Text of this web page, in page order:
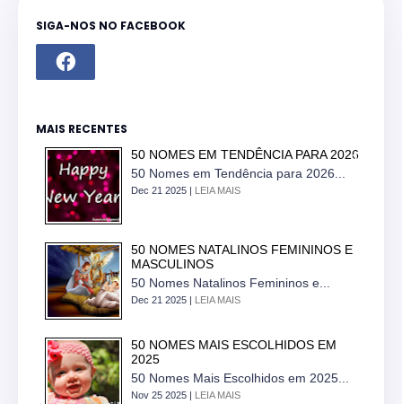
SIGA-NOS NO FACEBOOK
MAIS RECENTES
50 NOMES EM TENDÊNCIA PARA 2026
50 Nomes em Tendência para 2026...
Dec 21 2025 | LEIA MAIS
50 NOMES NATALINOS FEMININOS E
MASCULINOS
50 Nomes Natalinos Femininos e...
Dec 21 2025 | LEIA MAIS
50 NOMES MAIS ESCOLHIDOS EM
2025
50 Nomes Mais Escolhidos em 2025...
Nov 25 2025 | LEIA MAIS